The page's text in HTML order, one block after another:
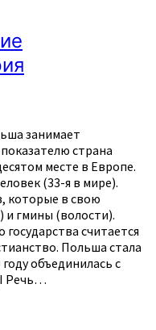
занимает
страна
месте в Европе.
(33-я в мире).
которые в свою
и гмины (волости).
считается
Польша стала
объединилась с
Речь…